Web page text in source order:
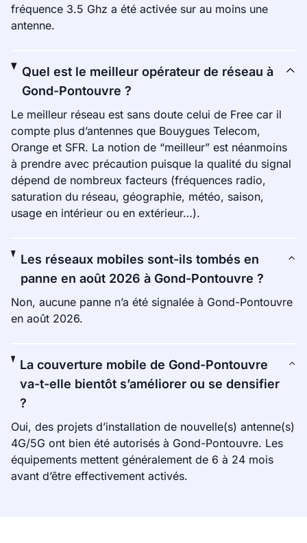
fréquence 3.5 Ghz a été activée sur au moins une
antenne.
Quel est le meilleur opérateur de réseau à
Gond-Pontouvre ?
Le meilleur réseau est sans doute celui de Free car il
compte plus d’antennes que Bouygues Telecom,
Orange et SFR. La notion de “meilleur” est néanmoins
à prendre avec précaution puisque la qualité du signal
dépend de nombreux facteurs (fréquences radio,
saturation du réseau, géographie, météo, saison,
usage en intérieur ou en extérieur…).
Les réseaux mobiles sont-ils tombés en
panne en août 2026 à Gond-Pontouvre ?
Non, aucune panne n’a été signalée à Gond-Pontouvre
en août 2026.
La couverture mobile de Gond-Pontouvre
va-t-elle bientôt s’améliorer ou se densifier
?
Oui, des projets d’installation de nouvelle(s) antenne(s)
4G/5G ont bien été autorisés à Gond-Pontouvre. Les
équipements mettent généralement de 6 à 24 mois
avant d’être effectivement activés.